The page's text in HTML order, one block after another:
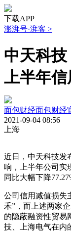
下载APP
澎湃号·湃客 >
中天科技
上半年
面包财经面包财经
2021-09-04 08:56
上海
近日，中天科技发
响，上半年公司实
同比大幅下降
公司信用减值损失
禾”，而上述两家
的隐蔽融资性贸易
技、上海电气在内